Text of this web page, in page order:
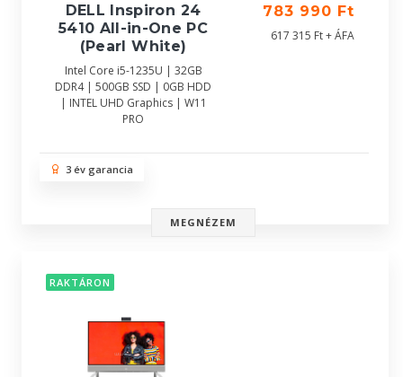
DELL Inspiron 24
5410 All-in-One PC
(Pearl White)
Intel Core i5-1235U | 32GB
DDR4 | 500GB SSD | 0GB HDD
| INTEL UHD Graphics | W11
PRO
783 990 Ft
617 315 Ft + ÁFA
3 év garancia
MEGNÉZEM
RAKTÁRON